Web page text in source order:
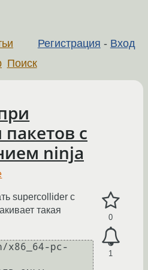
Регистрация - Вход
Поиск
с
ninja
0
1
supercollider с
такая
pc-